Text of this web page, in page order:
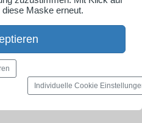
Maske erneut.
Individuelle Cookie